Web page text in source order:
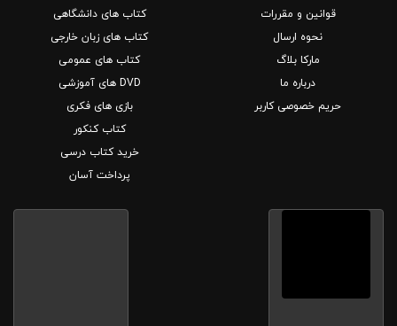
قوانین و مقررات
نحوه ارسال
مارکا بلاگ
درباره ما
حریم خصوصی کاربر
کتاب های دانشگاهی
کتاب های زبان خارجی
کتاب های عمومی
DVD های آموزشی
بازی های فکری
کتاب کنکور
خرید کتاب درسی
پرداخت آسان